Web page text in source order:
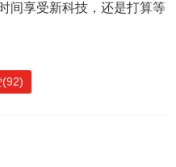
间享受新科技，还是打算等
(92)